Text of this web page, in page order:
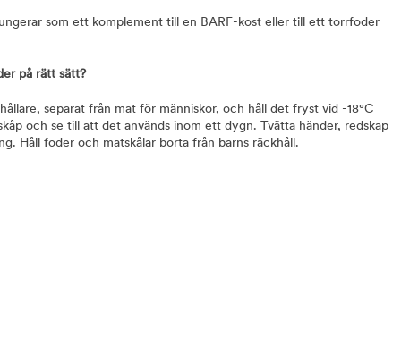
som ett komplement till en BARF-kost eller till ett torrfoder
på rätt sätt?
separat från mat för människor, och håll det fryst vid -18°C
och se till att det används inom ett dygn. Tvätta händer, redskap
Håll foder och matskålar borta från barns räckhåll.